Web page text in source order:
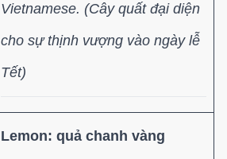
Vietnamese. (Cây quất đại diện
cho sự thịnh vượng vào ngày lễ
Tết)
Lemon: quả chanh vàng